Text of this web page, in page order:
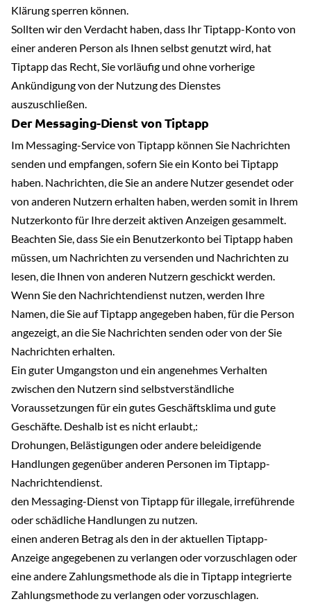
Klärung sperren können.
Sollten wir den Verdacht haben, dass Ihr Tiptapp-Konto von
einer anderen Person als Ihnen selbst genutzt wird, hat
Tiptapp das Recht, Sie vorläufig und ohne vorherige
Ankündigung von der Nutzung des Dienstes
auszuschließen.
Der Messaging-Dienst von Tiptapp
Im Messaging-Service von Tiptapp können Sie Nachrichten
senden und empfangen, sofern Sie ein Konto bei Tiptapp
haben. Nachrichten, die Sie an andere Nutzer gesendet oder
von anderen Nutzern erhalten haben, werden somit in Ihrem
Nutzerkonto für Ihre derzeit aktiven Anzeigen gesammelt.
Beachten Sie, dass Sie ein Benutzerkonto bei Tiptapp haben
müssen, um Nachrichten zu versenden und Nachrichten zu
lesen, die Ihnen von anderen Nutzern geschickt werden.
Wenn Sie den Nachrichtendienst nutzen, werden Ihre
Namen, die Sie auf Tiptapp angegeben haben, für die Person
angezeigt, an die Sie Nachrichten senden oder von der Sie
Nachrichten erhalten.
Ein guter Umgangston und ein angenehmes Verhalten
zwischen den Nutzern sind selbstverständliche
Voraussetzungen für ein gutes Geschäftsklima und gute
Geschäfte. Deshalb ist es nicht erlaubt,:
Drohungen, Belästigungen oder andere beleidigende
Handlungen gegenüber anderen Personen im Tiptapp-
Nachrichtendienst.
den Messaging-Dienst von Tiptapp für illegale, irreführende
oder schädliche Handlungen zu nutzen.
einen anderen Betrag als den in der aktuellen Tiptapp-
Anzeige angegebenen zu verlangen oder vorzuschlagen oder
eine andere Zahlungsmethode als die in Tiptapp integrierte
Zahlungsmethode zu verlangen oder vorzuschlagen.